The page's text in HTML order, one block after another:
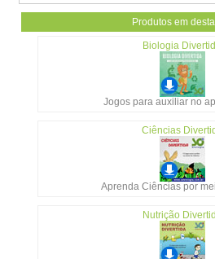
Produtos em
Biologia
Jogos para auxiliar no
Ciências
Aprenda Ciências por
Nutrição